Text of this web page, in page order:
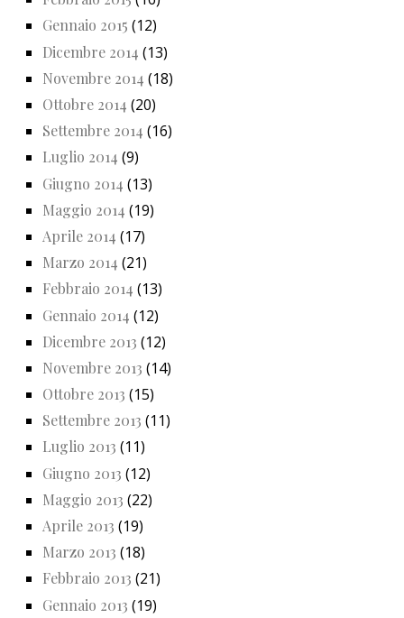
Gennaio 2015 (12)
Dicembre 2014 (13)
Novembre 2014 (18)
Ottobre 2014 (20)
Settembre 2014 (16)
Luglio 2014 (9)
Giugno 2014 (13)
Maggio 2014 (19)
Aprile 2014 (17)
Marzo 2014 (21)
Febbraio 2014 (13)
Gennaio 2014 (12)
Dicembre 2013 (12)
Novembre 2013 (14)
Ottobre 2013 (15)
Settembre 2013 (11)
Luglio 2013 (11)
Giugno 2013 (12)
Maggio 2013 (22)
Aprile 2013 (19)
Marzo 2013 (18)
Febbraio 2013 (21)
Gennaio 2013 (19)